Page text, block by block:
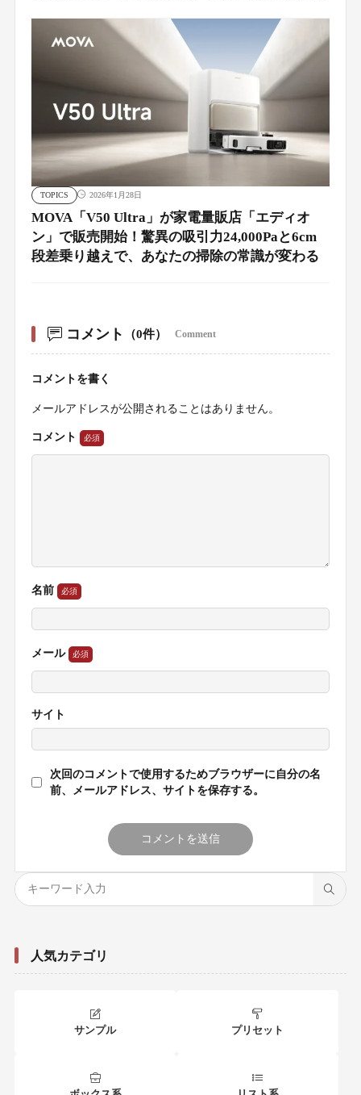
TOPICS 2026年1月28日
MOVA「V50 Ultra」が家電量販店「エディオ
ン」で販売開始！驚異の吸引力24,000Paと6cm
段差乗り越えで、あなたの掃除の常識が変わる
コメント （0件） Comment
コメントを書く
メールアドレスが公開されることはありません。
コメント
名前
メール
サイト
次回のコメントで使用するためブラウザーに自分の名
前、メールアドレス、サイトを保存する。
人気カテゴリ
サンプル プリセット